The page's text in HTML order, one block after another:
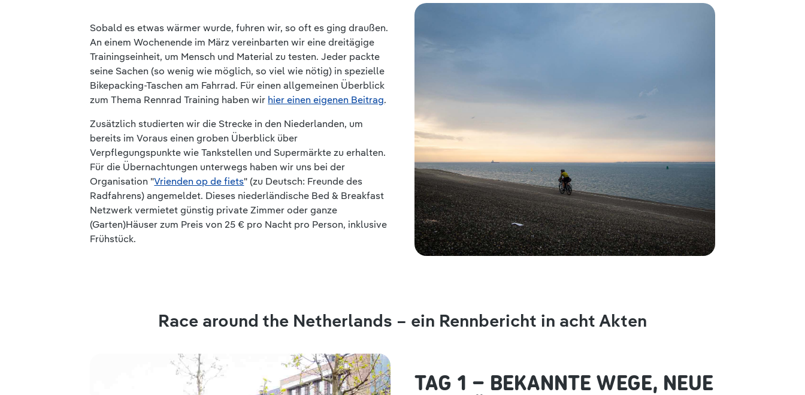
Sobald es etwas wärmer wurde, fuhren wir, so oft es ging draußen.
An einem Wochenende im März vereinbarten wir eine dreitägige
Trainingseinheit, um Mensch und Material zu testen. Jeder packte
seine Sachen (so wenig wie möglich, so viel wie nötig) in spezielle
Bikepacking-Taschen am Fahrrad. Für einen allgemeinen Überblick
zum Thema Rennrad Training haben wir hier einen eigenen Beitrag.
Zusätzlich studierten wir die Strecke in den Niederlanden, um
bereits im Voraus einen groben Überblick über
Verpflegungspunkte wie Tankstellen und Supermärkte zu erhalten.
Für die Übernachtungen unterwegs haben wir uns bei der
Organisation "Vrienden op de fiets" (zu Deutsch: Freunde des
Radfahrens) angemeldet. Dieses niederländische Bed & Breakfast
Netzwerk vermietet günstig private Zimmer oder ganze
(Garten)Häuser zum Preis von 25 € pro Nacht pro Person, inklusive
Frühstück.
Race around the Netherlands – ein Rennbericht in acht Akten
TAG 1 – BEKANNTE WEGE, NEUE